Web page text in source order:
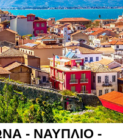
- ΝΑΥΠΛΙΟ -